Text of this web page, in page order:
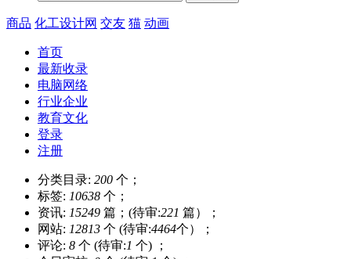
商品 化工设计网 交友 猫 动画
首页
最新收录
电脑网络
行业企业
教育文化
登录
注册
分类目录: 200 个；
标签: 10638 个；
资讯: 15249 篇；(待审:221 篇）；
网站: 12813 个 (待审:4464个）；
评论: 8 个 (待审:1 个) ；